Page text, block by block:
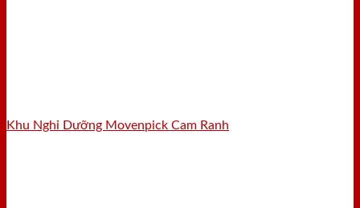
Khu Nghỉ Dưỡng Movenpick Cam Ranh